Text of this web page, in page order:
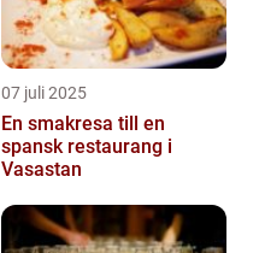
07 juli 2025
En smakresa till en
spansk restaurang i
Vasastan